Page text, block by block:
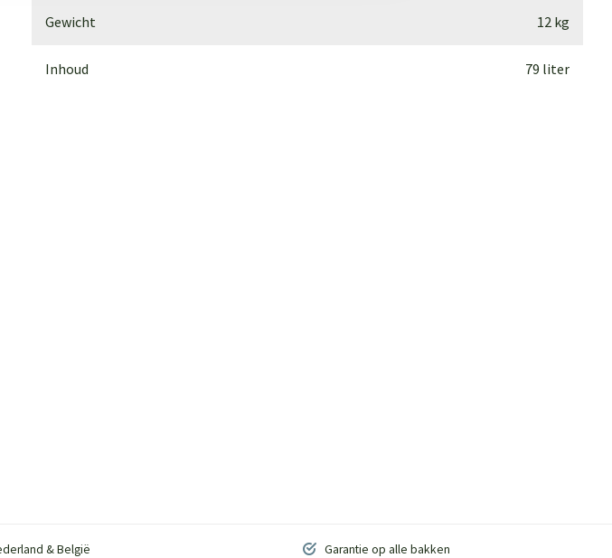
Gewicht 12 kg
Inhoud 79 liter
& België Garantie op alle bakken